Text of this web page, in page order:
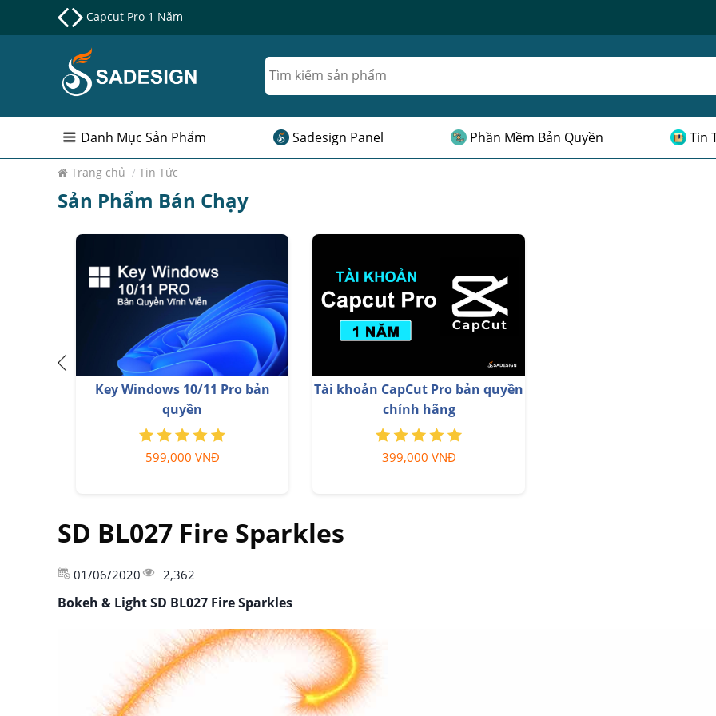
Nâng cấp Google One chính chủ Giá Siêu Rẻ
Danh Mục Sản Phẩm Sadesign Panel Phần Mềm Bản Quyền Tin
Trang chủ / Tin Tức
Sản Phẩm Bán Chạy
Nâng Cấp Tài khoản Freepik
Premium
599,900 VNĐ
YouTube Premium Nâng cấp TK
Chính Chủ
199,000 VNĐ
SD BL027 Fire Sparkles
01/06/2020 2,362
Bokeh & Light SD BL027 Fire Sparkles